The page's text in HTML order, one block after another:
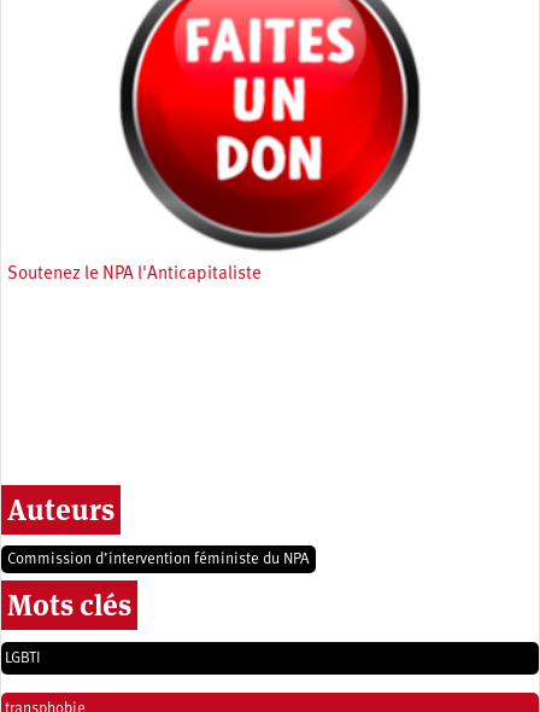
Soutenez le NPA l'Anticapitaliste
Auteurs
Commission d’intervention féministe du NPA
Mots clés
LGBTI
transphobie